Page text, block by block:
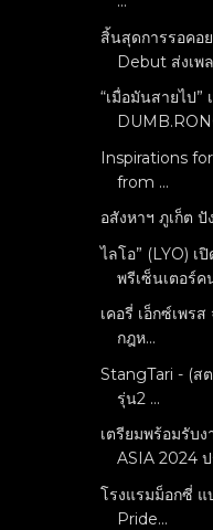
สิ้นสุดการรอคอ
Debut ส่งเพล
“เมื่อมันสายไป”
Inspirations
from ...
อสังหาฯ ภูเก็ต
ไลโอ” (LYO)
พรีเซ็นเตอร์ค
เคอรี่ เอ็กซ์เพร
กฎห...
StangTari - (ส
รุ่น2 ...
เตรียมพร้อมรับ
ASIA 2024 ป
โรงแรมม็อกซี่ แ
Pride...